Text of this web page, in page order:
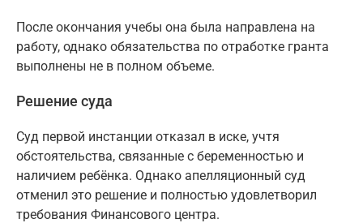
После окончания учебы она была направлена на
работу, однако обязательства по отработке гранта
выполнены не в полном объеме.
Решение суда
Суд первой инстанции отказал в иске, учтя
обстоятельства, связанные с беременностью и
наличием ребёнка. Однако апелляционный суд
отменил это решение и полностью удовлетворил
требования Финансового центра.